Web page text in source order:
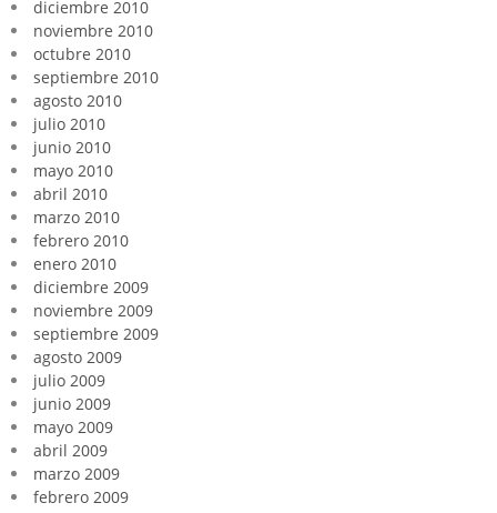
diciembre 2010
noviembre 2010
octubre 2010
septiembre 2010
agosto 2010
julio 2010
junio 2010
mayo 2010
abril 2010
marzo 2010
febrero 2010
enero 2010
diciembre 2009
noviembre 2009
septiembre 2009
agosto 2009
julio 2009
junio 2009
mayo 2009
abril 2009
marzo 2009
febrero 2009